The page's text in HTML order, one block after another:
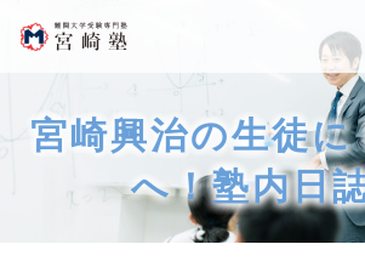
宮崎興治の生徒に
へ！塾内日